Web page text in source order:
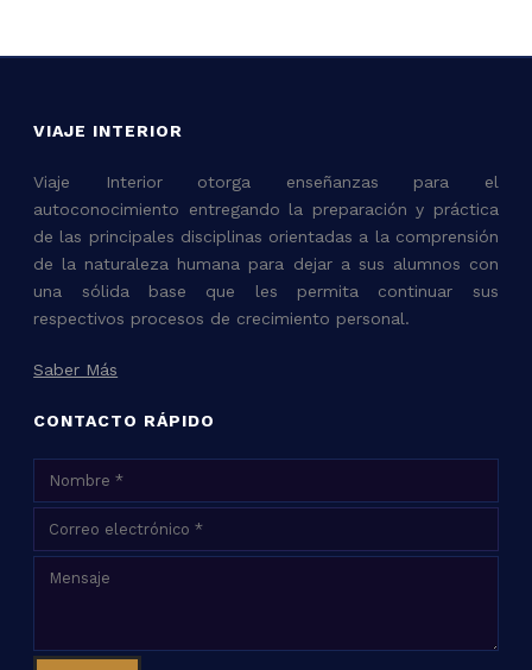
VIAJE INTERIOR
Viaje Interior otorga enseñanzas para el
autoconocimiento entregando la preparación y práctica
de las principales disciplinas orientadas a la comprensión
de la naturaleza humana para dejar a sus alumnos con
una sólida base que les permita continuar sus
respectivos procesos de crecimiento personal.
Saber Más
CONTACTO RÁPIDO